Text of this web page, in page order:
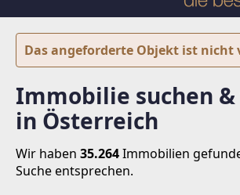
Das angeforderte Objekt ist nicht
Immobilie suchen
in Österreich
Wir haben 35.264Immobilien
Suche entsprechen.